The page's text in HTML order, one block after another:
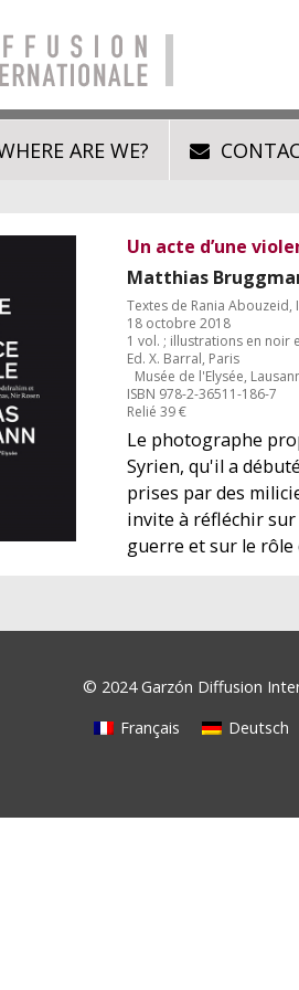
ARE WE?
Un acte d’une
Matthias
Textes de Rania Abouzeid,
18 octobre 2018
1 vol. ; illustrations en noir
Ed. X. Barral, Paris
Musée de l'Elysée,
ISBN 978-2-36511-186-7
Relié 39 €
Le photographe
Syrien, qu'il a
prises par des
invite à réfléchir
guerre et sur le
© 2024 Garzón Diffusion
Français
Deutsch